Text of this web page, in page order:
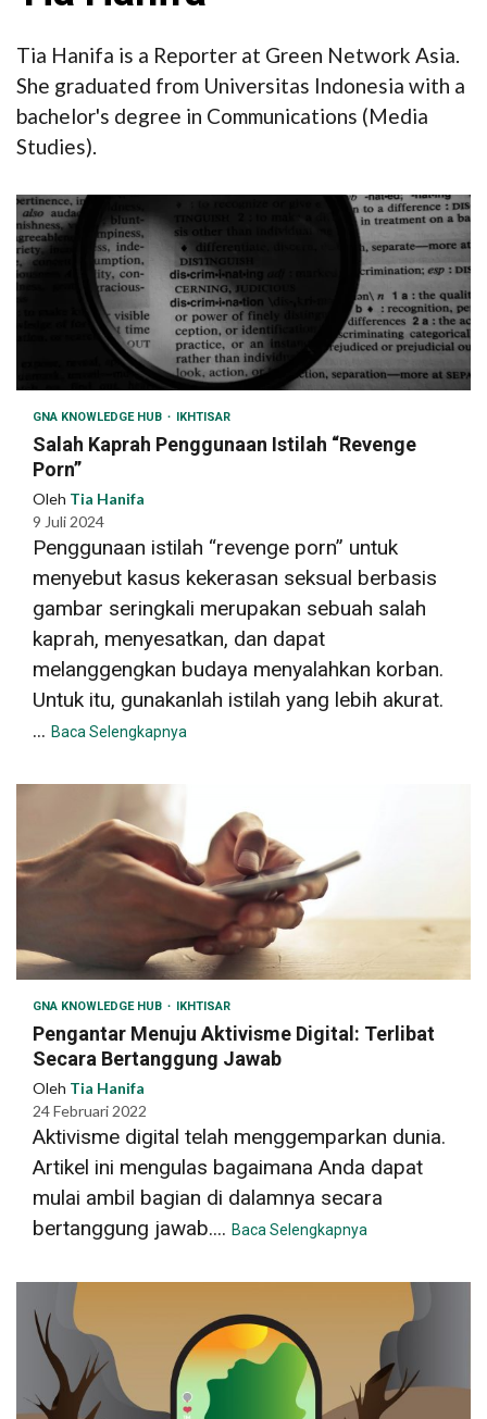
Tia Hanifa is a Reporter at Green Network Asia.
She graduated from Universitas Indonesia with a
bachelor's degree in Communications (Media
Studies).
GNA KNOWLEDGE HUB IKHTISAR
Salah Kaprah Penggunaan Istilah “Revenge
Porn”
Oleh Tia Hanifa
9 Juli 2024
Penggunaan istilah “revenge porn” untuk
menyebut kasus kekerasan seksual berbasis
gambar seringkali merupakan sebuah salah
kaprah, menyesatkan, dan dapat
melanggengkan budaya menyalahkan korban.
Untuk itu, gunakanlah istilah yang lebih akurat.
... Baca Selengkapnya
GNA KNOWLEDGE HUB IKHTISAR
Pengantar Menuju Aktivisme Digital: Terlibat
Secara Bertanggung Jawab
Oleh Tia Hanifa
24 Februari 2022
Aktivisme digital telah menggemparkan dunia.
Artikel ini mengulas bagaimana Anda dapat
mulai ambil bagian di dalamnya secara
bertanggung jawab.... Baca Selengkapnya